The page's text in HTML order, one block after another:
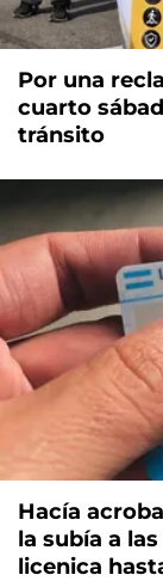
Por una
cuarto
tránsito
Hacía
la subía a
licenica